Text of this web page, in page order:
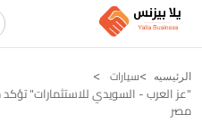
الرئيسيه سيارات
"عز العرب - السويدي للاستثمارات"
مصر